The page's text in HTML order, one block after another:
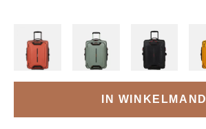
IN WINKELMAND